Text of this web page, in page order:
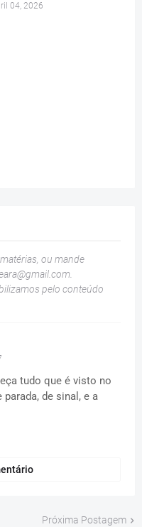
04, 2026
ou mande
pelo conteúdo
tudo que é visto no
de sinal, e a
Próxima Postagem